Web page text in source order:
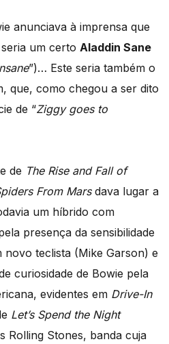
anunciava à imprensa que
seria um certo Aladdin Sane
”)… Este seria também o
que, como chegou a ser dito
de “Ziggy goes to
de The Rise and Fall of
From Marsdava lugar a
um híbrido com
presença da sensibilidade
novo teclista (Mike Garson) e
curiosidade de Bowie pela
evidentes em Drive-In
Let’s Spend the Night
Rolling Stones, banda cuja